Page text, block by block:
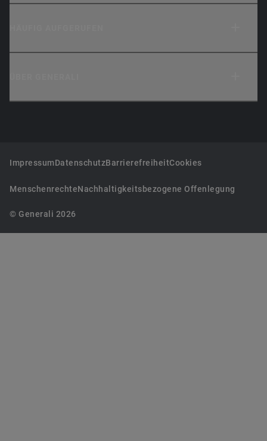
ImpressumDatenschutzBarrierefreiheitCookies
MenschenrechteNachhaltigkeitsbezogene Offenlegung
© Generali 2026